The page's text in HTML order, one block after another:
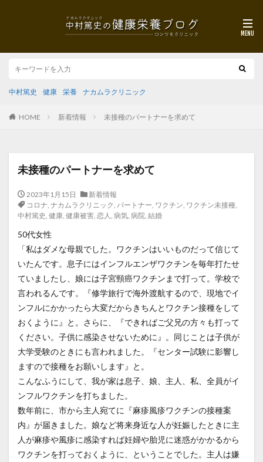
中村篤史 健康 栄養 ナカムラクリニック
HOME 新着情報 未接種のパートナーを求めて
未接種のパートナーを求めて
2023年1月15日
新着情報
コロナ, ナカムラクリニック, パートナー, ワクチン, ワクチン未接種,
中村篤史, 健康, 健康被害, 恋人, 病気, 病院, 結婚
50代女性
「私はダメな母親でした。ワクチンはいいものだって信じて
いたんです。息子にはインフルエンザワクチンを毎年打たせ
ていましたし、娘には子宮頸癌ワクチンまで打って。学校で
言われるんです。『修学旅行で海外渡航するので、現地でイ
ンフルにかかったら大変だからきちんとワクチン接種をして
おくように』と。さらに、『できればご父兄の方々も打って
ください。子供に感染させないために』。同じことは子供が
大学受験のときにも言われました。『センター試験に影響し
ますので接種をお願いします』と。
こんなふうにして、我が家は息子、娘、主人、私、全員がイ
ンフルワクチンを打ちました。
数年前に、市から主人宛てに『麻疹風疹ワクチンの接種案
内』が届きました。娘など将来身近な人が妊娠したときに主
人が麻疹や風疹に感染すれば妊婦や胎児に迷惑がかかるから
ワクチンを打っておくように、ということでした。主人は嫌